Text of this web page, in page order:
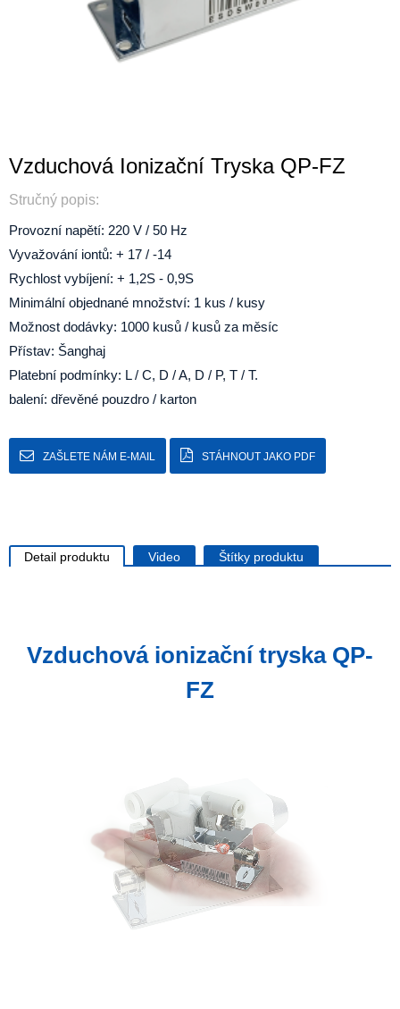
Vzduchová Ionizační Tryska QP-FZ
Stručný popis:
Provozní napětí: 220 V / 50 Hz
Vyvažování iontů: + 17 / -14
Rychlost vybíjení: + 1,2S - 0,9S
Minimální objednané množství: 1 kus / kusy
Možnost dodávky: 1000 kusů / kusů za měsíc
Přístav: Šanghaj
Platební podmínky: L / C, D / A, D / P, T / T.
balení: dřevěné pouzdro / karton
ZAŠLETE NÁM E-MAIL STÁHNOUT JAKO PDF
Detail produktu Video Štítky produktu
Vzduchová ionizační tryska QP-
FZ